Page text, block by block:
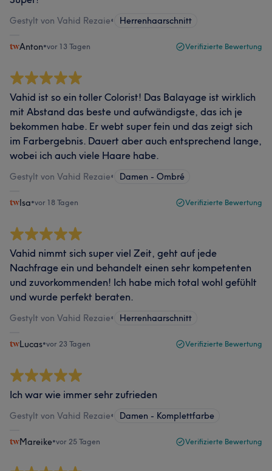
Gestylt von Vahid Rezaie• Herrenhaarschnitt
Anton•vor 13 Tagen Verifizierte Bewertung
Vahid ist so ein toller Colorist! Das Balayage ist wirklich
mit Abstand das beste und aufwändigste, das ich je
bekommen habe. Er webt super fein und das zeigt sich
im Farbergebnis. Dauert aber auch entsprechend lange,
wobei ich auch viele Haare habe.
Gestylt von Vahid Rezaie• Damen - Ombré
Isa•vor 18 Tagen Verifizierte Bewertung
Vahid nimmt sich super viel Zeit, geht auf jede
Nachfrage ein und behandelt einen sehr kompetenten
und zuvorkommenden! Ich habe mich total wohl gefühlt
und wurde perfekt beraten.
Gestylt von Vahid Rezaie• Herrenhaarschnitt
Lucas•vor 23 Tagen Verifizierte Bewertung
Ich war wie immer sehr zufrieden
Gestylt von Vahid Rezaie• Damen - Komplettfarbe
Mareike•vor 25 Tagen Verifizierte Bewertung